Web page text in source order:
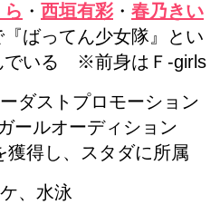
・ 西垣有彩 ・ 春乃きい
『ばってん少女隊』とい
でいる ※前身はＦ-girls
ダストプロモーション
ールオーディション
獲得し、スタダに所属
、水泳